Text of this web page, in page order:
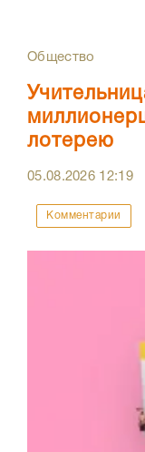
Общество
лотерею
05.08.2026 12:19
Комментарии